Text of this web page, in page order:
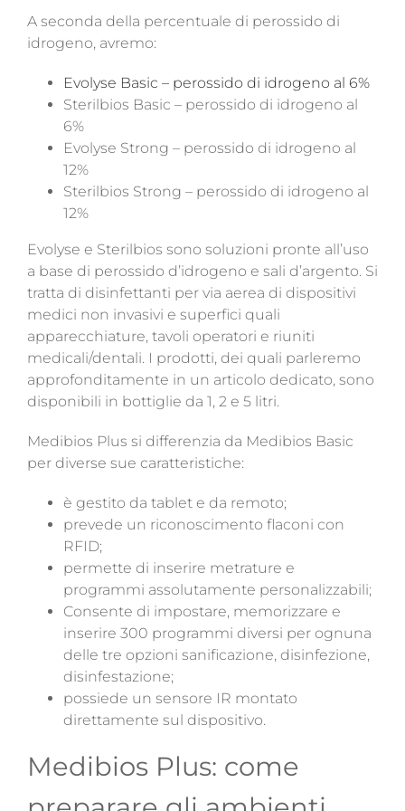
A seconda della percentuale di perossido di
idrogeno, avremo:
Evolyse Basic – perossido di idrogeno al 6%
Sterilbios Basic – perossido di idrogeno al
6%
Evolyse Strong – perossido di idrogeno al
12%
Sterilbios Strong – perossido di idrogeno al
12%
Evolyse e Sterilbios sono soluzioni pronte all’uso
a base di perossido d’idrogeno e sali d’argento. Si
tratta di disinfettanti per via aerea di dispositivi
medici non invasivi e superfici quali
apparecchiature, tavoli operatori e riuniti
medicali/dentali. I prodotti, dei quali parleremo
approfonditamente in un articolo dedicato, sono
disponibili in bottiglie da 1, 2 e 5 litri.
Medibios Plus si differenzia da Medibios Basic
per diverse sue caratteristiche:
è gestito da tablet e da remoto;
prevede un riconoscimento flaconi con
RFID;
permette di inserire metrature e
programmi assolutamente personalizzabili;
Consente di impostare, memorizzare e
inserire 300 programmi diversi per ognuna
delle tre opzioni sanificazione, disinfezione,
disinfestazione;
possiede un sensore IR montato
direttamente sul dispositivo.
Medibios Plus: come